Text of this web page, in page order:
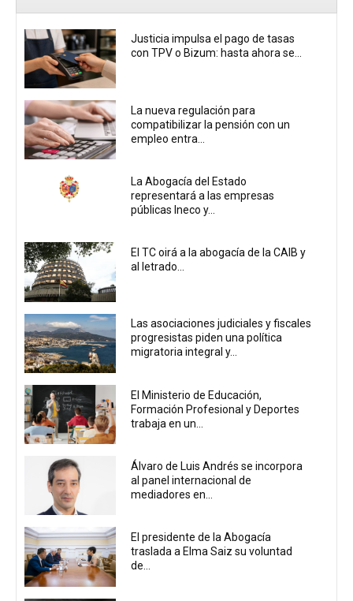
Justicia impulsa el pago de tasas
con TPV o Bizum: hasta ahora se...
La nueva regulación para
compatibilizar la pensión con un
empleo entra...
La Abogacía del Estado
representará a las empresas
públicas Ineco y...
El TC oirá a la abogacía de la CAIB y
al letrado...
Las asociaciones judiciales y fiscales
progresistas piden una política
migratoria integral y...
El Ministerio de Educación,
Formación Profesional y Deportes
trabaja en un...
Álvaro de Luis Andrés se incorpora
al panel internacional de
mediadores en...
El presidente de la Abogacía
traslada a Elma Saiz su voluntad
de...